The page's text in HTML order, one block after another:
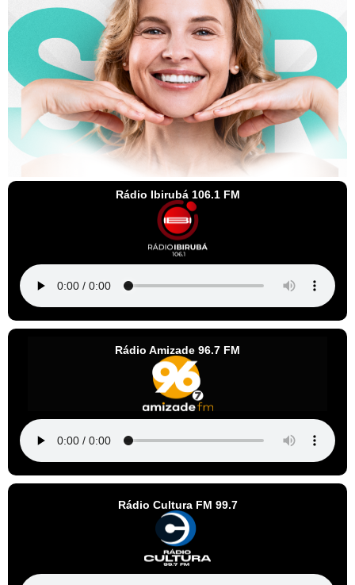
Rádio Ibirubá 106.1 FM
Rádio Amizade 96.7 FM
Rádio Cultura FM 99.7